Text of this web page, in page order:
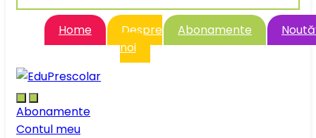
Home
Despre
noi
Abonamente
Abonamente
Contul meu